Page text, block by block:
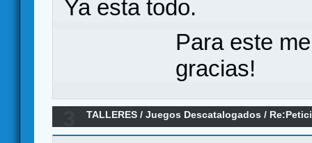
Ya esta todo.
Para este
gracias!
TALLERES /Juegos Descatalogados /